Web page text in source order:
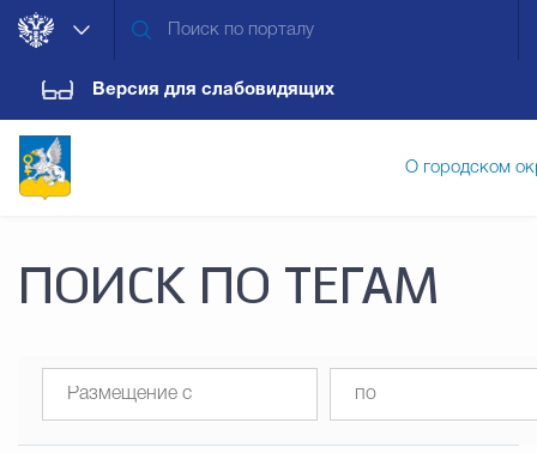
Версия для слабовидящих
О городском
Администрация городского
ПОИСК ПО ТЕГАМ